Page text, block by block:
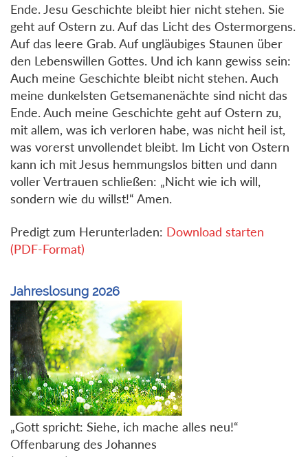
Ende. Jesu Geschichte bleibt hier nicht stehen. Sie
geht auf Ostern zu. Auf das Licht des Ostermorgens.
Auf das leere Grab. Auf ungläubiges Staunen über
den Lebenswillen Gottes. Und ich kann gewiss sein:
Auch meine Geschichte bleibt nicht stehen. Auch
meine dunkelsten Getsemanenächte sind nicht das
Ende. Auch meine Geschichte geht auf Ostern zu,
mit allem, was ich verloren habe, was nicht heil ist,
was vorerst unvollendet bleibt. Im Licht von Ostern
kann ich mit Jesus hemmungslos bitten und dann
voller Vertrauen schließen: „Nicht wie ich will,
sondern wie du willst!“ Amen.
Predigt zum Herunterladen: Download starten
(PDF-Format)
Jahreslosung 2026
„Gott spricht: Siehe, ich mache alles neu!“
Offenbarung des Johannes